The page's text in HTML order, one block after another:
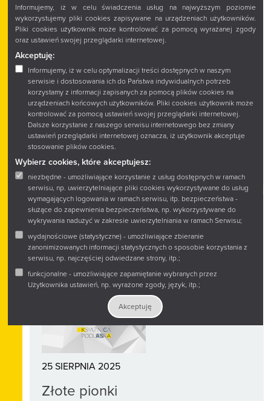
Informujemy, iż w celu świadczenia usług na najwyższym poziomie
wykorzystujemy pliki cookies zapisywane na urządzeniach użytkowników.
Pliki cookies użytkownik może kontrolować za pomocą wyrażanej zgody
oraz ustawień swojej przeglądarki internetowej.
Akceptuję:
Informujemy, iż w celu optymalizacji treści dostępnych w naszym
serwisie i dostosowania ich do Państwa indywidualnych potrzeb
korzystamy z informacji zapisanych za pomocą plików cookies na
urządzeniach końcowych użytkowników. Pliki cookies użytkownik może
kontrolować za pomocą ustawień swojej przeglądarki internetowej.
Dalsze korzystanie z naszego serwisu internetowego bez zmiany
ustawień przeglądarki internetowej oznacza, iż użytkownik akceptuje
stosowanie plików cookies.
Wybierz cookies, które akceptujesz:
niezbędne - umożliwiające korzystanie z usług dostępnych w ramach
serwisu, np. uwierzytelniające pliki cookies wykorzystywane do usług
wymagających logowania w ramach serwisu, itp. bezpieczeństwa -
służące do zapewnienia bezpieczeństwa, np. wykorzystywane do
wykrywania nadużyć w zakresie uwierzytelniania w ramach Serwisu;
wydajnościowe (statystyczne) - umożliwiające zbieranie
zanonimizowanych informacji statystycznych o sposobie korzystania z
serwisu, np. najczęściej odwiedzane strony, itp.;
funkcjonalne - umożliwiające zapamiętanie wybranych przez
Użytkownika ustawień, np. wyrażone zgody, język, itp.;
Akceptuję
26 SIERPNIA 2025
Podlaskie Śniadanie Mistrzów
2025
Z wielką radością ogłaszamy, że Książnica
Podlaska im. Łukasza Górnickiego w Białymstoku
jest oficjalnym partnerem wydarzenia Podlaskie
Śniadanie Mistrzów!
25 SIERPNIA 2025
Złote pionki